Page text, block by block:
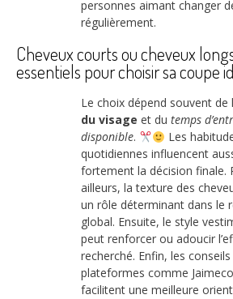
personnes aimant changer
régulièrement.
Cheveux courts ou cheveux
essentiels pour choisir sa coupe
Le choix dépend souvent de
du visage et du temps
disponible.
Les
quotidiennes influencent
fortement la décision finale.
ailleurs, la texture des
un rôle déterminant dans le
global. Ensuite, le style
peut renforcer ou adoucir
recherché. Enfin, les conseils
plateformes comme
facilitent une meilleure